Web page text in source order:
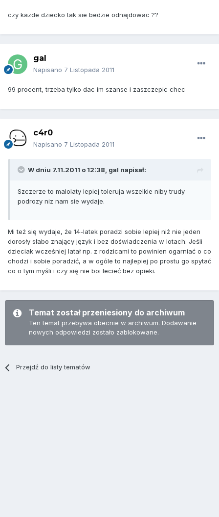
czy kazde dziecko tak sie bedzie odnajdowac ??
gal
Napisano 7 Listopada 2011
99 procent, trzeba tylko dac im szanse i zaszczepic chec
c4r0
Napisano 7 Listopada 2011
W dniu 7.11.2011 o 12:38, gal napisał:
Szczerze to malolaty lepiej toleruja wszelkie niby trudy
podrozy niz nam sie wydaje.
Mi też się wydaje, że 14-latek poradzi sobie lepiej niż nie jeden
dorosły słabo znający język i bez doświadczenia w lotach. Jeśli
dzieciak wcześniej latał np. z rodzicami to powinien ogarniać o co
chodzi i sobie poradzić, a w ogóle to najlepiej po prostu go spytać
co o tym myśli i czy się nie boi lecieć bez opieki.
Temat został przeniesiony do archiwum
Ten temat przebywa obecnie w archiwum. Dodawanie
nowych odpowiedzi zostało zablokowane.
Przejdź do listy tematów